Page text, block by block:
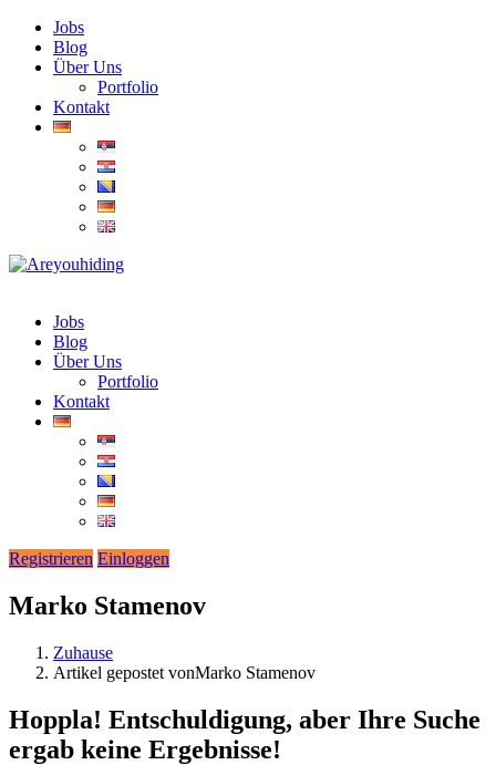
Jobs
Blog
Über Uns
Portfolio
Kontakt
Jobs
Blog
Über Uns
Portfolio
Kontakt
Registrieren Einloggen
Marko Stamenov
Zuhause
Artikel gepostet vonMarko Stamenov
Hoppla! Entschuldigung, aber Ihre Suche
ergab keine Ergebnisse!